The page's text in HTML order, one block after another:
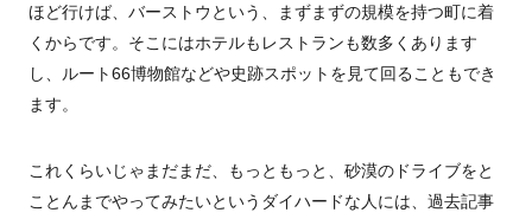
ほど行けば、バーストウという、まずまずの規模を持つ町に着
くからです。そこにはホテルもレストランも数多くあります
し、ルート66博物館などや史跡スポットを見て回ることもでき
ます。
これくらいじゃまだまだ、もっともっと、砂漠のドライブをと
ことんまでやってみたいというダイハードな人には、過去記事